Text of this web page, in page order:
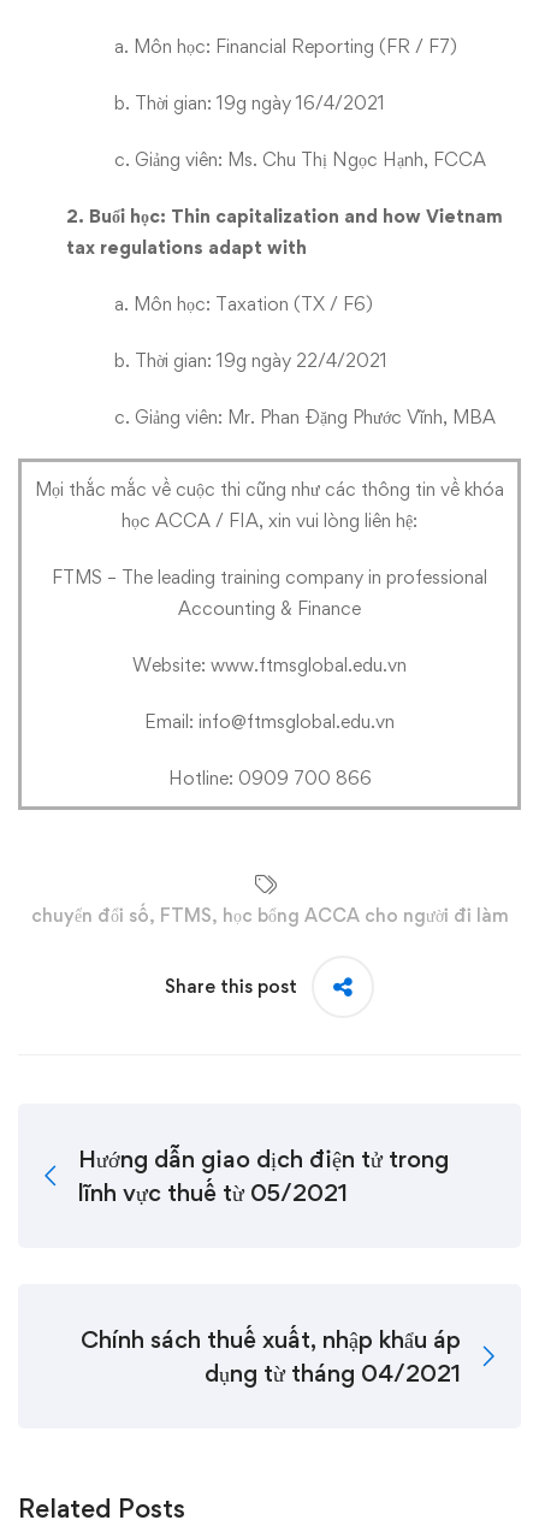
a. Môn học: Financial Reporting (FR / F7)
b. Thời gian: 19g ngày 16/4/2021
c. Giảng viên: Ms. Chu Thị Ngọc Hạnh, FCCA
2. Buổi học: Thin capitalization and how Vietnam
tax regulations adapt with
a. Môn học: Taxation (TX / F6)
b. Thời gian: 19g ngày 22/4/2021
c. Giảng viên: Mr. Phan Đặng Phước Vĩnh, MBA
Mọi thắc mắc về cuộc thi cũng như các thông tin về khóa
học ACCA / FIA, xin vui lòng liên hệ:
FTMS – The leading training company in professional
Accounting & Finance
Website: www.ftmsglobal.edu.vn
Email: info@ftmsglobal.edu.vn
Hotline: 0909 700 866
chuyển đổi số, FTMS, học bổng ACCA cho người đi làm
Share this post
Hướng dẫn giao dịch điện tử trong
lĩnh vực thuế từ 05/2021
Chính sách thuế xuất, nhập khẩu áp
dụng từ tháng 04/2021
Related Posts